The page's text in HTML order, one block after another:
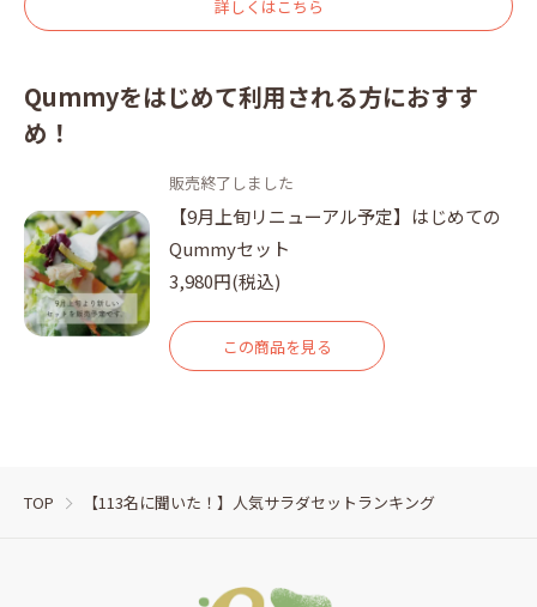
詳しくはこちら
Qummyをはじめて利用される方におすす
め！
販売終了しました
【9月上旬リニューアル予定】はじめての
Qummyセット
3,980円(税込)
この商品を見る
TOP 【113名に聞いた！】人気サラダセットランキング